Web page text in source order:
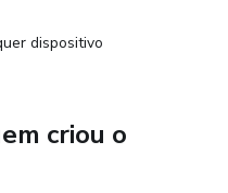
dispositivo
criou o